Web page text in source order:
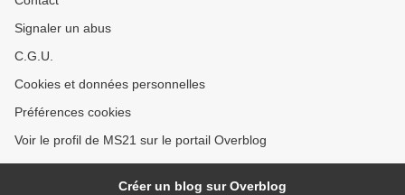
Signaler un abus
C.G.U.
Cookies et données personnelles
Préférences cookies
Voir le profil de MS21 sur le portail Overblog
Créer un blog sur Overblog